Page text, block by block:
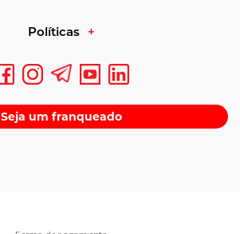
Políticas
Seja um franqueado